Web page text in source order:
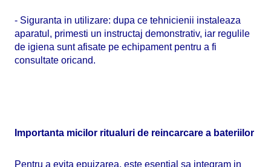
- Siguranta in utilizare: dupa ce tehnicienii instaleaza
aparatul, primesti un instructaj demonstrativ, iar regulile
de igiena sunt afisate pe echipament pentru a fi
consultate oricand.
Importanta micilor ritualuri de reincarcare a bateriilor
Pentru a evita epuizarea, este esential sa integram in